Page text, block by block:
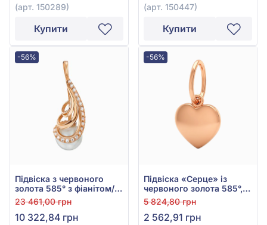
(арт. 150289)
Купити
(арт. 150447)
Купити
-56%
Підвіска з червоного
золота 585° з фіанітом/
куб.цирконієм та
перлами, арт. 150304
23 461,00 грн
10 322,84 грн
-56%
Підвіска «Серце» із
червоного золота 585°,
арт. 100164
5 824,80 грн
2 562,91 грн